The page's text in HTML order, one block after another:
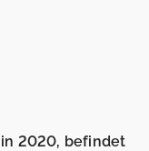
in 2020, befindet